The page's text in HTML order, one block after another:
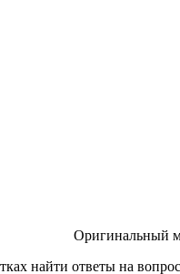
Оригинальный
найти ответы на